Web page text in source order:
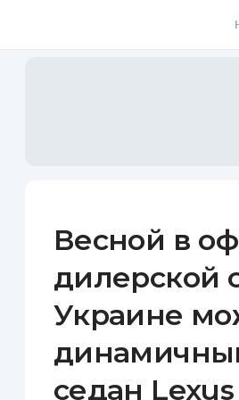
Весной в
дилерской
Украине
седан